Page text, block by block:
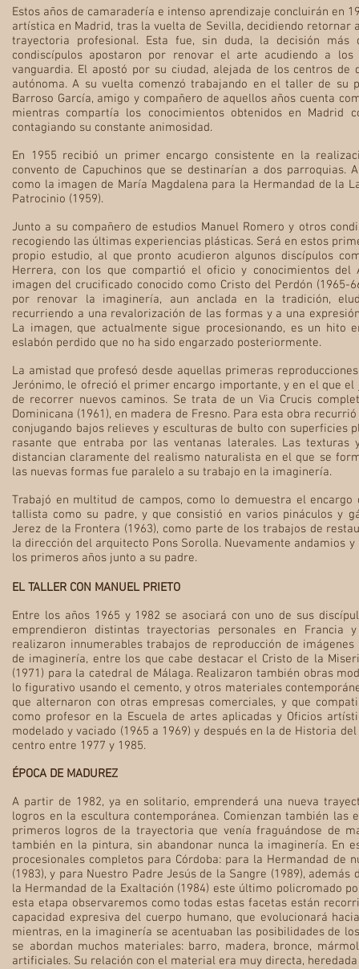
Estos años de camaradería e intenso aprendizaje concluirán en
artística en Madrid, tras la vuelta de Sevilla, decidiendo
trayectoria profesional. Esta fue, sin duda, la decisión
condiscípulos apostaron por renovar el arte acudiendo a
vanguardia. El apostó por su ciudad, alejada de los centros
autónoma. A su vuelta comenzó trabajando en el taller de su
Barroso García, amigo y compañero de aquellos años cuenta
mientras compartía los conocimientos obtenidos en Madrid
contagiando su constante animosidad.
En 1955 recibió un primer encargo consistente en la
convento de Capuchinos que se destinarían a dos
como la imagen de María Magdalena para la Hermandad de la
Patrocinio (1959).
Junto a su compañero de estudios Manuel Romero y otros
recogiendo las últimas experiencias plásticas. Será en estos
propio estudio, al que pronto acudieron algunos discípulos
Herrera, con los que compartió el oficio y conocimientos
imagen del crucificado conocido como Cristo del Perdón
por renovar la imaginería, aun anclada en la tradición,
recurriendo a una revalorización de las formas y a una
La imagen, que actualmente sigue procesionando, es un hito
eslabón perdido que no ha sido engarzado posteriormente.
La amistad que profesó desde aquellas primeras
Jerónimo, le ofreció el primer encargo importante, y en el que
de recorrer nuevos caminos. Se trata de un Via Crucis
Dominicana (1961), en madera de Fresno. Para esta obra
conjugando bajos relieves y esculturas de bulto con superficies
rasante que entraba por las ventanas laterales. Las
distancian claramente del realismo naturalista en el que se
las nuevas formas fue paralelo a su trabajo en la imaginería.
Trabajó en multitud de campos, como lo demuestra el
tallista como su padre, y que consistió en varios pináculos y
Jerez de la Frontera (1963), como parte de los trabajos de
la dirección del arquitecto Pons Sorolla. Nuevamente andamios
los primeros años junto a su padre.
EL TALLER CON MANUEL PRIETO
Entre los años 1965 y 1982 se asociará con uno de sus
emprendieron distintas trayectorias personales en Francia
realizaron innumerables trabajos de reproducción de
de imaginería, entre los que cabe destacar el Cristo de la
(1971) para la catedral de Málaga. Realizaron también obras
lo figurativo usando el cemento, y otros materiales
que alternaron con otras empresas comerciales, y que
como profesor en la Escuela de artes aplicadas y Oficios
modelado y vaciado (1965 a 1969) y después en la de Historia
centro entre 1977 y 1985.
ÉPOCA DE MADUREZ
A partir de 1982, ya en solitario, emprenderá una nueva
logros en la escultura contemporánea. Comienzan también las
primeros logros de la trayectoria que venía fraguándose de
también en la pintura, sin abandonar nunca la imaginería. En
procesionales completos para Córdoba: para la Hermandad de
(1983), y para Nuestro Padre Jesús de la Sangre (1989),
la Hermandad de la Exaltación (1984) este último policromado
esta etapa observaremos como todas estas facetas están
capacidad expresiva del cuerpo humano, que evolucionará
mientras, en la imaginería se acentuaban las posibilidades de
se abordan muchos materiales: barro, madera, bronce,
artificiales. Su relación con el material era muy directa,